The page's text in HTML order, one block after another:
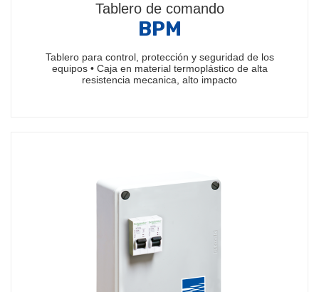
Tablero de comando
BPM
Tablero para control, protección y seguridad de los
equipos • Caja en material termoplástico de alta
resistencia mecanica, alto impacto